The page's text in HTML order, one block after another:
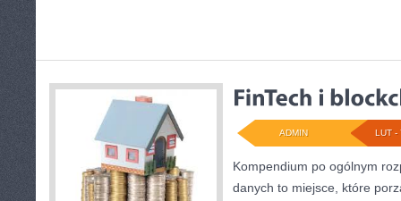
LUT -
ADMIN
Kompendium po ogólnym
danych to miejsce, które